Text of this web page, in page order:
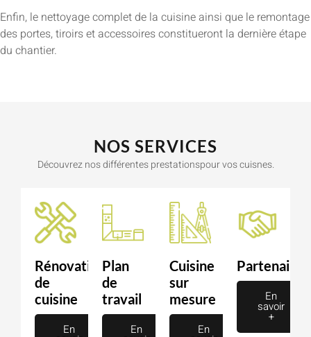
Enfin, le nettoyage complet de la cuisine ainsi que le remontage
des portes, tiroirs et accessoires constitueront la dernière étape
du chantier.
NOS SERVICES
Découvrez nos différentes prestationspour vos cuisnes.
Rénovation
de
cuisine
En
Plan
de
travail
En
Cuisine
sur
mesure
En
Partenaire
En
savoir
+